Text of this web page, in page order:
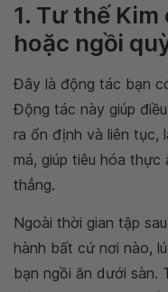
1. Tư thế
hoặc ngồi
Đây là động tác bạn
Động tác này giúp
ra ổn định và liên tục,
má, giúp tiêu hóa
thẳng.
Ngoài thời gian tập
hành bất cứ nơi nào,
bạn ngồi ăn dưới sàn.